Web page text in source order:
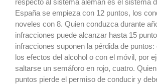
respecto al sistema alemán es el sistema
España se empieza con 12 puntos, los
noveles con 8. Quien conduzca durante
infracciones puede alcanzar hasta 15
infracciones suponen la pérdida de
los efectos del alcohol o con el móvil, por
saltarse un semáforo en rojo, cuatro.
puntos pierde el permiso de conducir y